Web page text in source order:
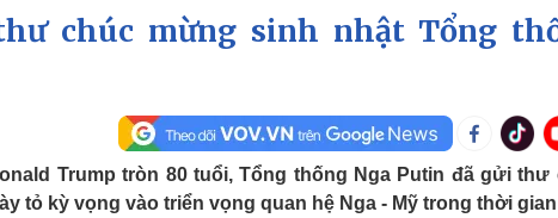
E-Magazine
Infographic
Thể thao
Lịch thi đấu bóng đá
Thế giới thể thao
Ô tô - Xe máy
Xe máy
Tư vấn
chúc mừng sinh nhật Tổng
Trump tròn 80 tuổi, Tổng thống Nga Putin đã gửi
tỏ kỳ vọng vào triển vọng quan hệ Nga - Mỹ trong thời